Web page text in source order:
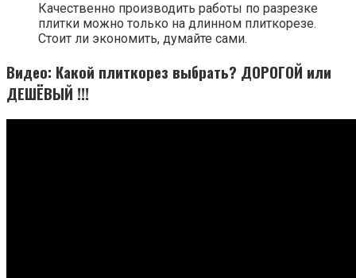
Качественно производить работы по разрезке
плитки можно только на длинном плиткорезе.
Стоит ли экономить, думайте сами.
Видео: Какой плиткорез выбрать? ДОРОГОЙ или
ДЕШЁВЫЙ !!!